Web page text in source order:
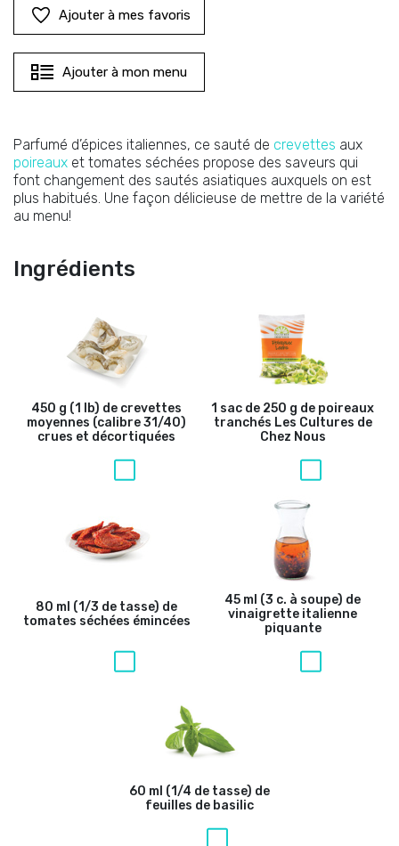
Ajouter à mes favoris
Ajouter à mon menu
Parfumé d’épices italiennes, ce sauté de crevettes aux
poireaux et tomates séchées propose des saveurs qui
font changement des sautés asiatiques auxquels on est
plus habitués. Une façon délicieuse de mettre de la variété
au menu!
Ingrédients
450 g (1 lb) de crevettes
moyennes (calibre 31/40)
crues et décortiquées
1 sac de 250 g de poireaux
tranchés Les Cultures de
Chez Nous
80 ml (1/3 de tasse) de
tomates séchées émincées
45 ml (3 c. à soupe) de
vinaigrette italienne
piquante
60 ml (1/4 de tasse) de
feuilles de basilic